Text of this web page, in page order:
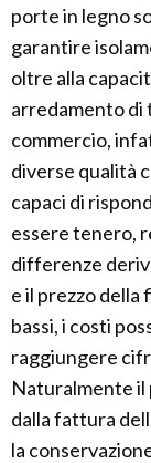
porte in legno
garantire
oltre alla
arredamento di
commercio,
diverse qualità
capaci di
essere tenero,
differenze
e il prezzo della
bassi, i costi
raggiungere
Naturalmente il
dalla fattura
la